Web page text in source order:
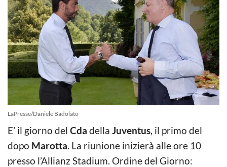
LaPresse/Daniele Badolato
E’ il giorno del Cda della Juventus, il primo del
dopo Marotta. La riunione inizierà alle ore 10
presso l’Allianz Stadium. Ordine del Giorno: